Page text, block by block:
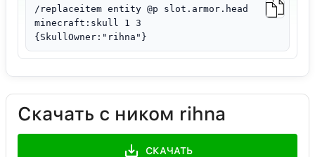
/replaceitem entity @p slot.armor.head
minecraft:skull 1 3
{SkullOwner:"rihna"}
Скачать с ником rihna
СКАЧАТЬ